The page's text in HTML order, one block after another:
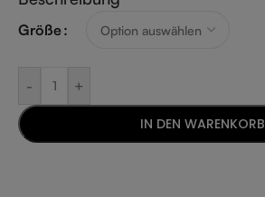
Größe
- +
IN DEN WARENKORB